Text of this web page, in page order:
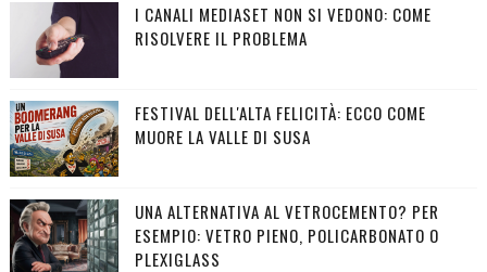
I CANALI MEDIASET NON SI VEDONO: COME
RISOLVERE IL PROBLEMA
FESTIVAL DELL'ALTA FELICITÀ: ECCO COME
MUORE LA VALLE DI SUSA
UNA ALTERNATIVA AL VETROCEMENTO? PER
ESEMPIO: VETRO PIENO, POLICARBONATO O
PLEXIGLASS